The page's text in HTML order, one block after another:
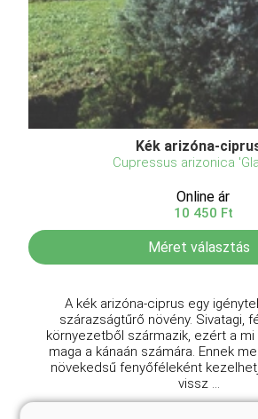
Kék arizóna-
Cupressus arizonica
Online ár
10 450 Ft
Méret választás
A kék arizóna-ciprus egy
szárazságtűrő növény. Sivatagi,
környezetből származik, ezért a mi
maga a kánaán számára. Ennek
növekedsű fenyőféleként
vissz ...